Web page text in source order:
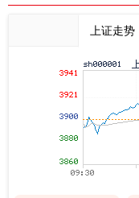
上证走势